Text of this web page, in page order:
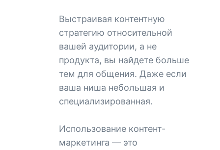
Выстраивая контентную
стратегию относительной
вашей аудитории, а не
продукта, вы найдете больше
тем для общения. Даже если
ваша ниша небольшая и
специализированная.
Использование контент-
маркетинга — это